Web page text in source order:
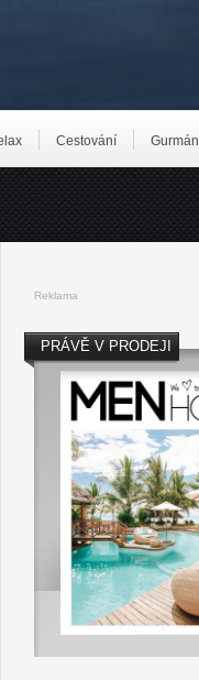
Cestování Gurmán
Reklama
PRÁVĚ V PRODEJI